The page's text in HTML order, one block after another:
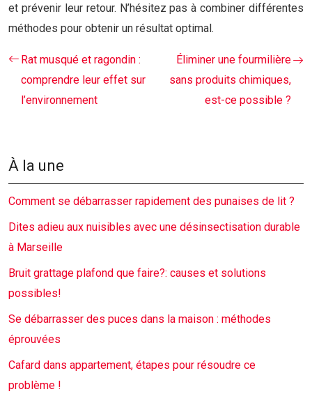
et prévenir leur retour. N’hésitez pas à combiner différentes
méthodes pour obtenir un résultat optimal.
Rat musqué et ragondin :
comprendre leur effet sur
l’environnement
Éliminer une fourmilière
sans produits chimiques,
est-ce possible ?
À la une
Comment se débarrasser rapidement des punaises de lit ?
Dites adieu aux nuisibles avec une désinsectisation durable
à Marseille
Bruit grattage plafond que faire?: causes et solutions
possibles!
Se débarrasser des puces dans la maison : méthodes
éprouvées
Cafard dans appartement, étapes pour résoudre ce
problème !